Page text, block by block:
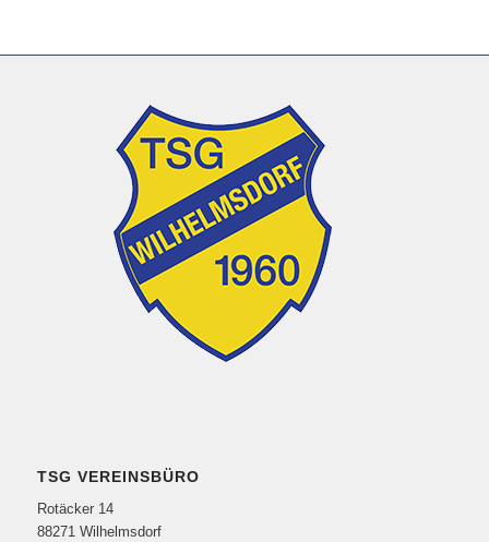
TSG VEREINSBÜRO
Rotäcker 14
88271 Wilhelmsdorf